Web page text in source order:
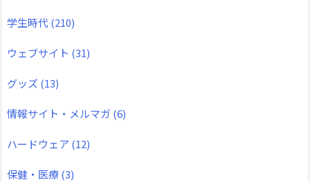
学生時代(210)
ウェブサイト (31)
グッズ (13)
情報サイト・メルマガ (6)
ハードウェア (12)
保健・医療(3)